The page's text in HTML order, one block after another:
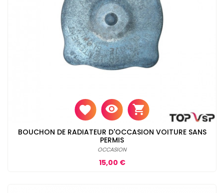
BOUCHON DE RADIATEUR D'OCCASION VOITURE SANS
PERMIS
OCCASION
Prix
15,00 €